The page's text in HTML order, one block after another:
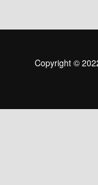
Copyright ©